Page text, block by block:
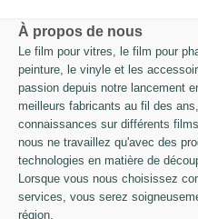
À propos de nous
Le film pour vitres, le film pour
peinture, le vinyle et les
passion depuis notre lancement
meilleurs fabricants au fil des
connaissances sur différents
nous ne travaillez qu'avec des
technologies en matière de
Lorsque vous nous choisissez
services, vous serez
région.